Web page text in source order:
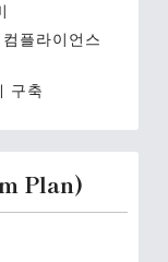
플라이언스
구축
Plan)